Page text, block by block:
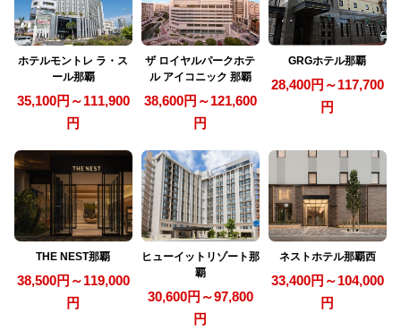
ホテルモントレ ラ・ス
ール那覇
35,100円～111,900
円
ザ ロイヤルパークホテ
ル アイコニック 那覇
38,600円～121,600
円
GRGホテル那覇
28,400円～117,700
円
THE NEST那覇
38,500円～119,000
円
ヒューイットリゾート那
覇
30,600円～97,800
円
ネストホテル那覇西
33,400円～104,000
円